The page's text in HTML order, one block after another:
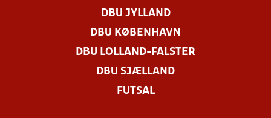
DBU JYLLAND
DBU KØBENHAVN
DBU LOLLAND-FALSTER
DBU SJÆLLAND
FUTSAL